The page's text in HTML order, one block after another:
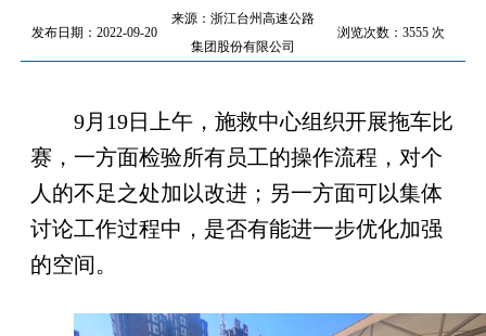
发布日期：2022-09-20
来源：浙江台州高速公路
集团股份有限公司
浏览次数：3555 次
9月19日上午，施救中心组织开展拖车比
赛，一方面检验所有员工的操作流程，对个
人的不足之处加以改进；另一方面可以集体
讨论工作过程中，是否有能进一步优化加强
的空间。